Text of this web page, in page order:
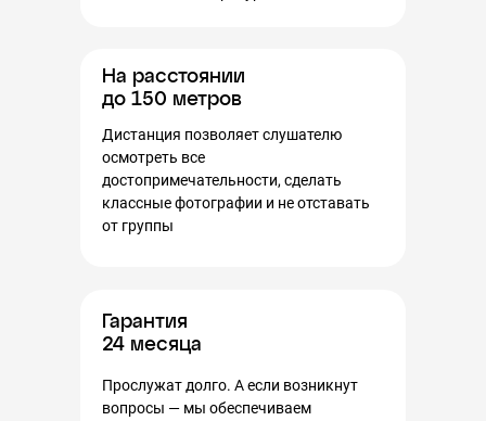
Гарантия
24 месяца
Прослужат долго. А если возникнут
вопросы — мы обеспечиваем
На расстоянии
до 150 метров
Дистанция позволяет слушателю
осмотреть все
достопримечательности, сделать
классные фотографии и не отставать
от группы